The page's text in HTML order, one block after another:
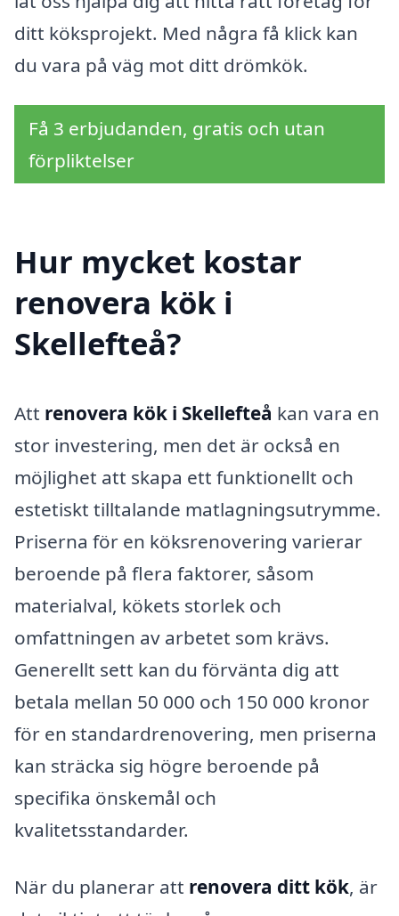
ditt köksprojekt. Med några få klick kan
du vara på väg mot ditt drömkök.
Få 3 erbjudanden, gratis och utan
förpliktelser
Hur mycket kostar
renovera kök i
Skellefteå?
Att renovera kök i Skellefteå kan vara en
stor investering, men det är också en
möjlighet att skapa ett funktionellt och
estetiskt tilltalande matlagningsutrymme.
Priserna för en köksrenovering varierar
beroende på flera faktorer, såsom
materialval, kökets storlek och
omfattningen av arbetet som krävs.
Generellt sett kan du förvänta dig att
betala mellan 50 000 och 150 000 kronor
för en standardrenovering, men priserna
kan sträcka sig högre beroende på
specifika önskemål och
kvalitetsstandarder.
När du planerar att renovera ditt kök, är